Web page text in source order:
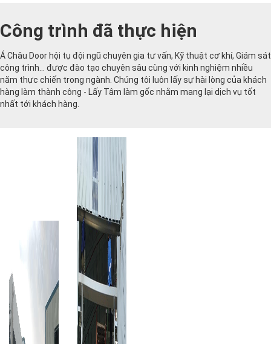
Công trình đã thực hiện
Á Châu Door hội tụ đội ngũ chuyên gia tư vấn, Kỹ thuật cơ khí, Giám sát
công trình... được đào tạo chuyên sâu cùng với kinh nghiệm nhiều
năm thực chiến trong ngành. Chúng tôi luôn lấy sự hài lòng của khách
hàng làm thành công - Lấy Tâm làm gốc nhằm mang lại dịch vụ tốt
nhất tới khách hàng.